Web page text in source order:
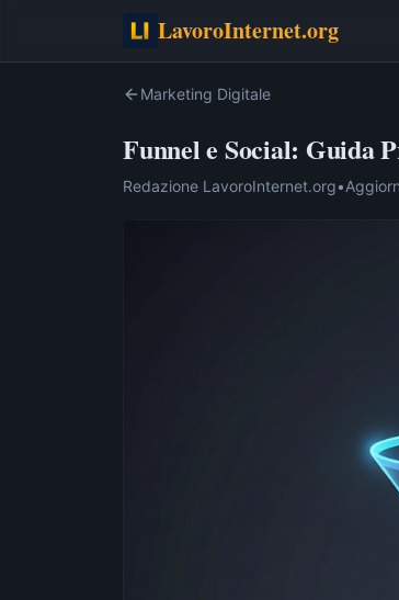
LavoroInternet.org
Marketing Digitale
Funnel e Social: Guida
Redazione LavoroInternet.org•